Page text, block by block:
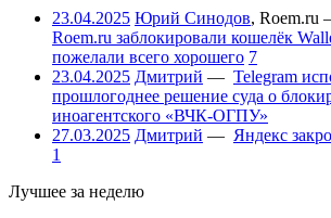
23.04.2025 Юрий Синодов, Roem.ru
Roem.ru заблокировали кошелёк
пожелали всего хорошего 7
23.04.2025 Дмитрий — Telegram
прошлогоднее решение суда о
иноагентского «ВЧК-ОГПУ»
27.03.2025 Дмитрий — Яндекс
1
Лучшее за неделю